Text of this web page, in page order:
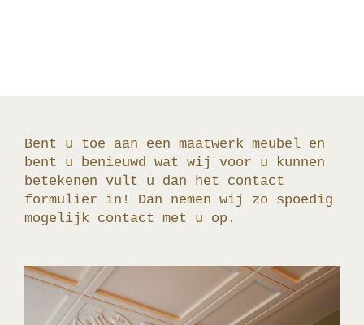
Bent u toe aan een maatwerk meubel en
bent u benieuwd wat wij voor u kunnen
betekenen vult u dan het contact
formulier in! Dan nemen wij zo spoedig
mogelijk contact met u op.